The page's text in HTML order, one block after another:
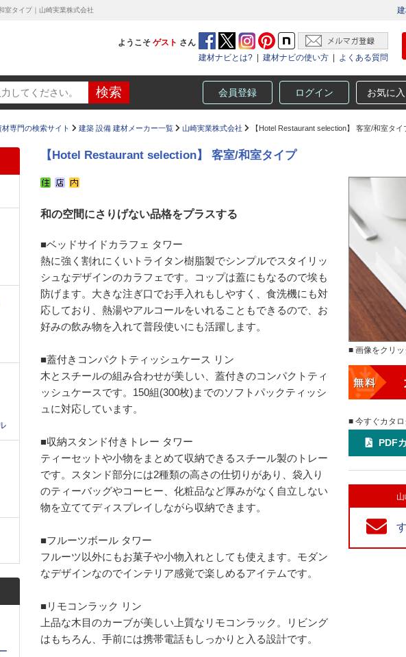
室タイプ｜山崎実業株式会社
ようこそ ゲスト さん
建材ナビとは?
建材ナビの使い方 よくある質問
会員登録 ログイン お気に入
材専門の検索サイト 建築 設備 建材メーカー一覧 山崎実業株式会社 【Hotel Restaurant selection】 客室/和室タイ
【Hotel Restaurant selection】 客室/和室タイプ
和の空間にさりげない品格をプラスする
■ベッドサイドカラフェ タワー
熱に強く割れにくいトライタン樹脂製でシンプルでスタイリッ
シュなデザインのカラフェです。コップは蓋にもなるので埃も
防げます。大きな注ぎ口でお手入れもしやすく、食洗機にも対
応しており、熱湯やアルコールをいれることもできるので、お
好みの飲み物を入れて普段使いにも活躍します。
■蓋付きコンパクトティッシュケース リン
木とスチールの組み合わせが美しい、蓋付きのコンパクトティ
ッシュケースです。150組(300枚)までのソフトパックティッシ
ュに対応しています。
■収納スタンド付きトレー タワー
ティーセットや小物をまとめて収納できるスチール製のトレー
です。スタンド部分には2種類の高さの仕切りがあり、袋入り
のティーバッグやコーヒー、化粧品など厚みがなく自立しない
物を立ててディスプレイしながら収納できます。
■フルーツボール タワー
フルーツ以外にもお菓子や小物入れとしても使えます。モダン
なデザインなのでインテリア感覚で楽しめるアイテムです。
■リモコンラック リン
上品な木目のカーブが美しい上質なリモコンラック。リビング
はもちろん、手前には携帯電話もしっかりと入る設計です。
■ 画像をクリ
■ 今すぐカタ
PDF